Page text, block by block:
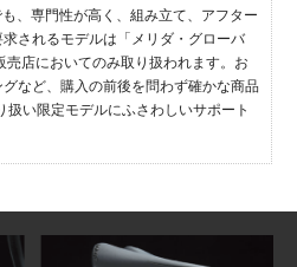
、専門性が高く、組み立て、アフター
されるモデルは「メリダ・グローバ
売店においてのみ取り扱われます。お
など、購入の前後を問わず確かな商品
い限定モデルにふさわしいサポート